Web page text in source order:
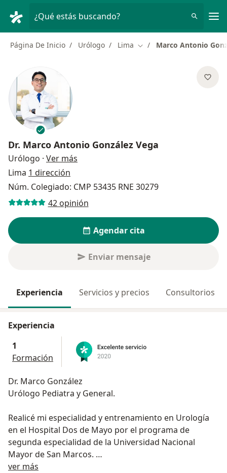
¿Qué estás buscando?
Página De Inicio Urólogo Lima Cambiar de ciudad
Marco Antonio
Dr. Marco Antonio González Vega
Urólogo · Ver más
Lima 1 dirección
Núm. Colegiado: CMP 53435 RNE 30279
42 opinión
Agendar cita
Enviar mensaje
Experiencia Servicios y precios Consultorios
Experiencia
1
Formación
Dr. Marco González
Urólogo Pediatra y General.
Realicé mi especialidad y entrenamiento en Urología
en el Hospital Dos de Mayo por el programa de
segunda especialidad de la Universidad Nacional
Mayor de San Marcos.
ver más